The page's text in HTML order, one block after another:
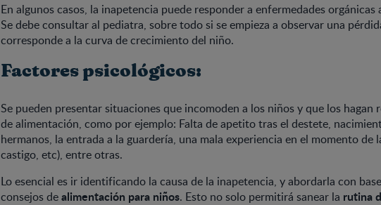
En algunos casos, la inapetencia puede responder a enfermedades orgánicas
Se debe consultar al pediatra, sobre todo si se empieza a observar una
corresponde a la curva de crecimiento del niño.
Factores psicológicos:
Se pueden presentar situaciones que incomoden a los niños y que los hagan
de alimentación, como por ejemplo: Falta de apetito tras el destete,
hermanos, la entrada a la guardería, una mala experiencia en el momento de
castigo, etc), entre otras.
Lo esencial es ir identificando la causa de la inapetencia, y abordarla con
consejos dealimentación para niños. Esto no solo permitirá sanear la rutina